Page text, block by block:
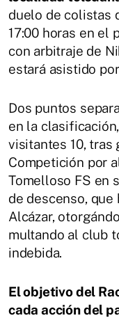
duelo de colistas
17:00 horas en el
con arbitraje de
estará asistido
Dos puntos
en la
visitantes 10, tras
Competición por
Tomelloso FS en
de descenso, que
Alcázar,
multando al club
indebida.
El objetivo del
cada acción del